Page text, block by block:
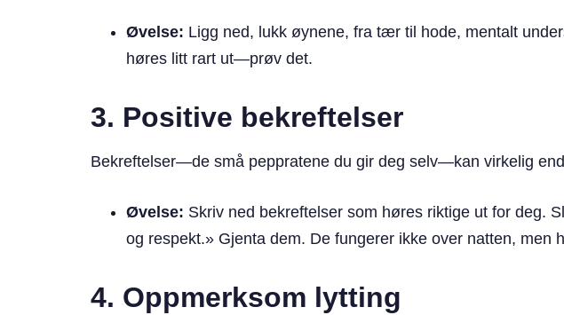
Øvelse: Ligg ned, lukk øynene, fra tær til hode, mentalt
høres litt rart ut—prøv det.
3. Positive bekreftelser
Bekreftelser—de små peppratene du gir deg selv—kan virkelig
Øvelse: Skriv ned bekreftelser som høres riktige ut for deg.
og respekt.» Gjenta dem. De fungerer ikke over natten, men
4. Oppmerksom lytting